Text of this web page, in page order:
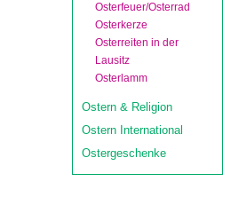
Osterfeuer/Osterrad
Osterkerze
Osterreiten in der
Lausitz
Osterlamm
Ostern & Religion
Ostern International
Ostergeschenke